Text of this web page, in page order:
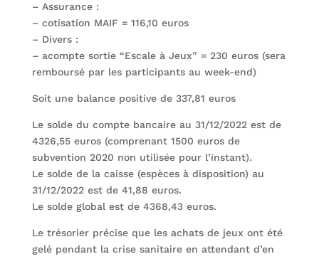
– Assurance :
– cotisation MAIF = 116,10 euros
– Divers :
– acompte sortie “Escale à Jeux” = 230 euros (sera
remboursé par les participants au week-end)
Soit une balance positive de 337,81 euros
Le solde du compte bancaire au 31/12/2022 est de
4326,55 euros (comprenant 1500 euros de
subvention 2020 non utilisée pour l’instant).
Le solde de la caisse (espèces à disposition) au
31/12/2022 est de 41,88 euros.
Le solde global est de 4368,43 euros.
Le trésorier précise que les achats de jeux ont été
gelé pendant la crise sanitaire en attendant d’en